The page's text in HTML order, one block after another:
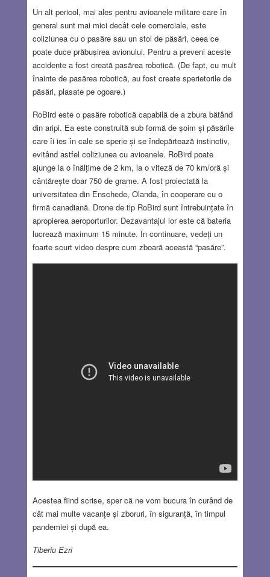
Un alt pericol, mai ales pentru avioanele militare care în
general sunt mai mici decât cele comerciale, este
coliziunea cu o pasăre sau un stol de păsări, ceea ce
poate duce prăbușirea avionului. Pentru a preveni aceste
accidente a fost creată pasărea robotică. (De fapt, cu mult
înainte de pasărea robotică, au fost create sperietorile de
păsări, plasate pe ogoare.)
RoBird este o pasăre robotică capabilă de a zbura bătând
din aripi. Ea este construită sub formă de șoim și păsările
care îi ies în cale se sperie și se îndepărtează instinctiv,
evitând astfel coliziunea cu avioanele. RoBird poate
ajunge la o înălțime de 2 km, la o viteză de 70 km/oră și
cântărește doar 750 de grame. A fost proiectată la
universitatea din Enschede, Olanda, în cooperare cu o
firmă canadiană. Drone de tip RoBird sunt întrebuințate în
apropierea aeroporturilor. Dezavantajul lor este că bateria
lucrează maximum 15 minute. În continuare, vedeți un
foarte scurt video despre cum zboară această “pasăre”.
Acestea fiind scrise, sper că ne vom bucura în curând de
cât mai multe vacanțe și zboruri, în siguranță, în timpul
pandemiei și după ea.
Tiberiu Ezri